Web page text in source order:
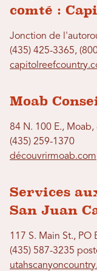
comté :
Jonction de
(435) 425-3365,
Moab
84 N. 100 E., Moab,
(435) 259-1370
découvrirmoab.com
Services
San Juan
117 S. Main St.,
(435) 587-3235